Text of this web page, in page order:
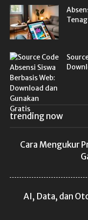
trending now
Cara Mengukur
AI, Data, dan